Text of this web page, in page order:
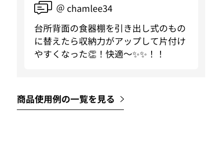
＠ chamlee34
台所背面の食器棚を引き出し式のもの
に替えたら収納力がアップして片付け
やすくなった👏！快適〜✨✨！！
商品使用例の一覧を見る